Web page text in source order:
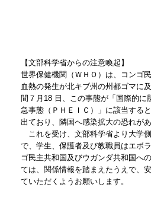
【文部科学省からの注意喚起】
世界保健機関（ＷＨＯ）は、コンゴ
血熱の発生が北キブ州の州都ゴマに
間７月18 日、この事態が「国際的に
急事態（ＰＨＥＩＣ）」に該当する
出ており、隣国へ感染拡大の恐れがあ
これを受け、文部科学省より大学
で、学生、保護者及び教職員はエボ
ゴ民主共和国及びウガンダ共和国へ
ては、関係情報を踏まえたうえで、
ていただくようお願いします。